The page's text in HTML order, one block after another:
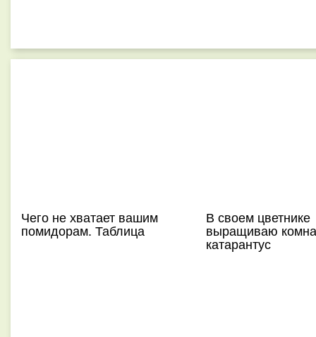
Чего не хватает вашим
помидорам. Таблица
В своем цветнике
выращиваю
катарантус